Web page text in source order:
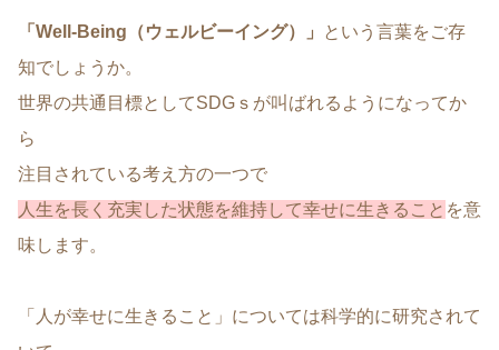
「Well-Being（ウェルビーイング）」
という言葉をご存
知でしょうか。
世界の共通目標としてSDGｓが叫ばれるようになってか
ら
注目されている考え方の一つで
人生を長く充実した状態を維持して幸せに生きること を意
味します。
「人が幸せに生きること」については科学的に研究されて